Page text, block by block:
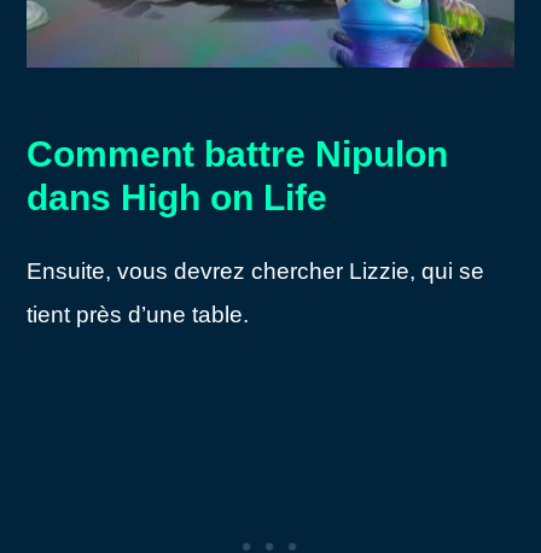
Comment battre Nipulon
dans High on Life
Ensuite, vous devrez chercher Lizzie, qui se
tient près d’une table.